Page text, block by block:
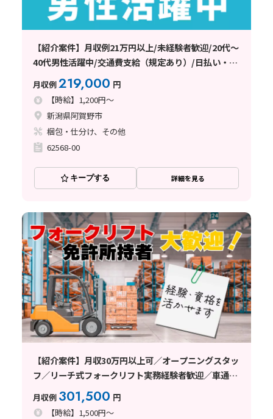
【紹介案件】月収例21万円以上/未経験者歓迎/20代～
40代男性活躍中/交通費支給（規定あり）/日払い・週
払い制度あり
月収例219,000 円
【時給】1,200円～
新潟県阿賀野市
梱包・仕分け、その他
62568-00
キープする 詳細を見る
【紹介案件】月収30万円以上可／オープニングスタッ
フ／リーチ式フォークリフト実務経験者歓迎／車通勤
可／日払い・週払い制度あり
月収例 301,500 円
【時給】1,500円～